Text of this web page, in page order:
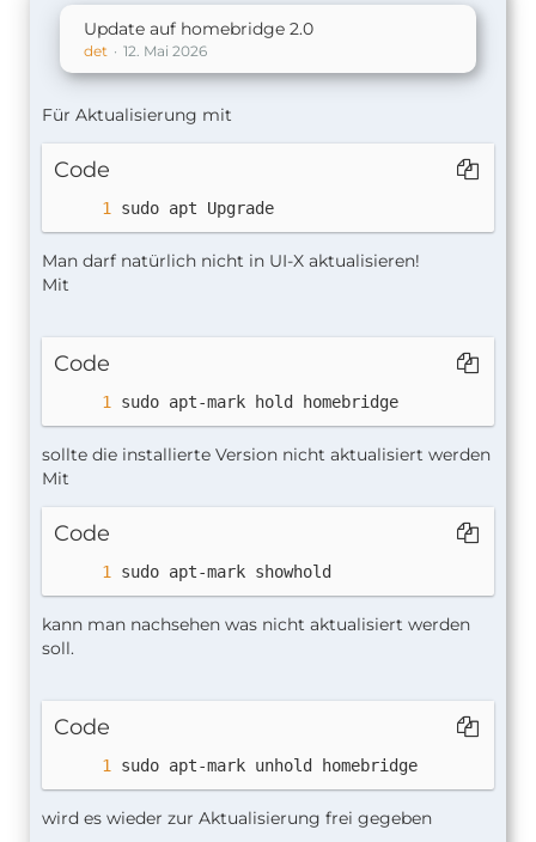
Update auf homebridge 2.0
det 12. Mai 2026
Für Aktualisierung mit
Code
sudo apt Upgrade
Man darf natürlich nicht in UI-X aktualisieren!
Mit
Code
sudo apt-mark hold homebridge
sollte die installierte Version nicht aktualisiert werden
Mit
Code
sudo apt-mark showhold
kann man nachsehen was nicht aktualisiert werden
soll.
Code
sudo apt-mark unhold homebridge
wird es wieder zur Aktualisierung frei gegeben